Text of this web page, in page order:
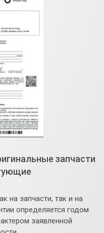
запчасти
на запчасти, так и на
определяется годом
заявленной